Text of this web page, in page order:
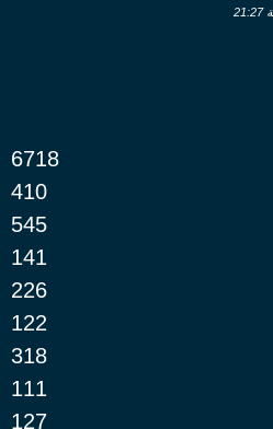
6718
410
545
141
226
122
318
111
127